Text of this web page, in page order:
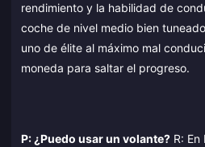
rendimiento y la habilidad de
coche de nivel medio bien
uno de élite al máximo mal
moneda para saltar el progreso.
P: ¿Puedo usar un volante? R: